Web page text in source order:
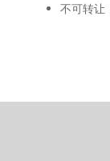
不可转让